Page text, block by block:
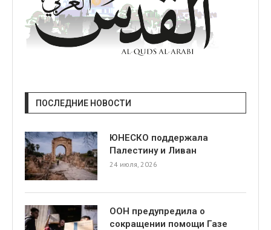
ПОСЛЕДНИЕ НОВОСТИ
ЮНЕСКО поддержала
Палестину и Ливан
24 июля, 2026
ООН предупредила о
сокращении помощи Газе